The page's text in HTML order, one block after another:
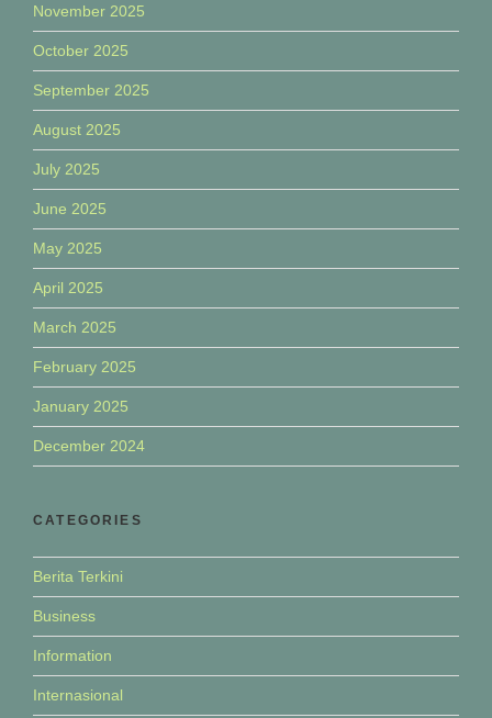
November 2025
October 2025
September 2025
August 2025
July 2025
June 2025
May 2025
April 2025
March 2025
February 2025
January 2025
December 2024
CATEGORIES
Berita Terkini
Business
Information
Internasional